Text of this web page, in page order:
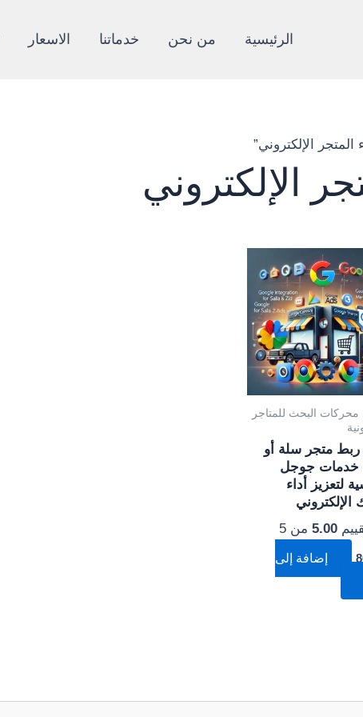
الرئيسية من نحن خدماتنا الاسعار
الإلكتروني”
الإلكتروني
البحث للمتاجر
متجر سلة أو
خدمات جوجل
لتعزيز أداء
الإلكتروني
5.00من 5
إضافة إلى